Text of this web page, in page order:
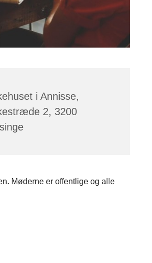
i Annisse,
2, 3200
Møderne er offentlige og alle